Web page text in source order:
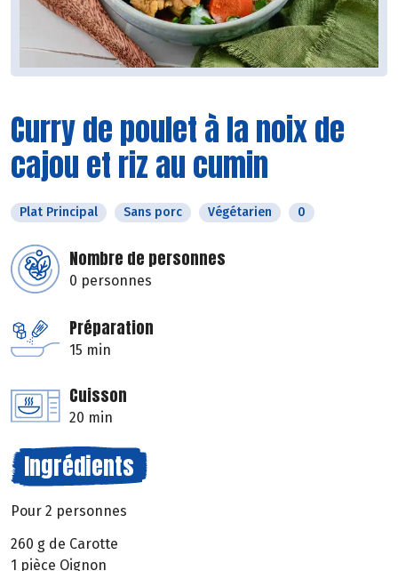
Curry de poulet à la noix de
cajou et riz au cumin
Plat Principal Sans porc Végétarien 0
Nombre de personnes
0 personnes
Préparation
15 min
Cuisson
20 min
Ingrédients
Pour 2 personnes
260 g de Carotte
1 pièce Oignon